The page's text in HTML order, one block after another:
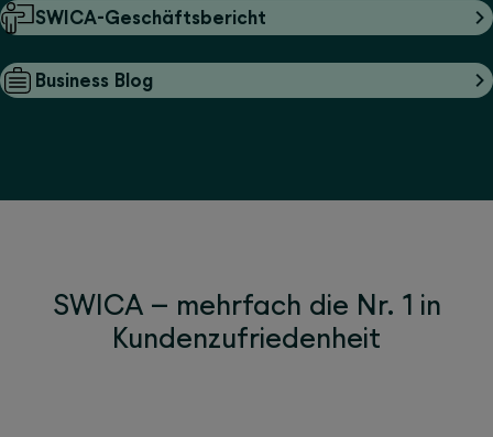
SWICA-Geschäftsbericht
Business Blog
SWICA – mehrfach die Nr. 1 in
Kundenzufriedenheit